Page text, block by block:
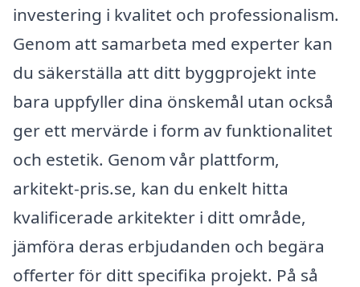
investering i kvalitet och professionalism.
Genom att samarbeta med experter kan
du säkerställa att ditt byggprojekt inte
bara uppfyller dina önskemål utan också
ger ett mervärde i form av funktionalitet
och estetik. Genom vår plattform,
arkitekt-pris.se, kan du enkelt hitta
kvalificerade arkitekter i ditt område,
jämföra deras erbjudanden och begära
offerter för ditt specifika projekt. På så